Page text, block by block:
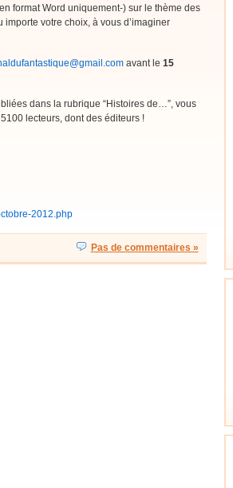
format Word uniquement-) sur le thème des
votre choix, à vous d’imaginer
avant le 15
dans la rubrique “Histoires de…”, vous
lecteurs, dont des éditeurs !
2012.php
Pas de commentaires »